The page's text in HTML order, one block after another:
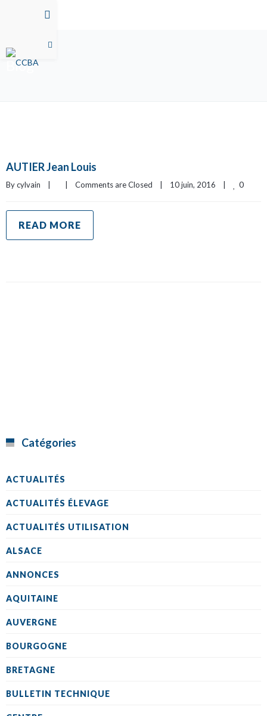
Blog
AUTIER Jean Louis
By cylvain Comments are Closed 10 juin, 2016 0
READ MORE
Catégories
ACTUALITÉS
ACTUALITÉS ÉLEVAGE
ACTUALITÉS UTILISATION
ALSACE
ANNONCES
AQUITAINE
AUVERGNE
BOURGOGNE
BRETAGNE
BULLETIN TECHNIQUE